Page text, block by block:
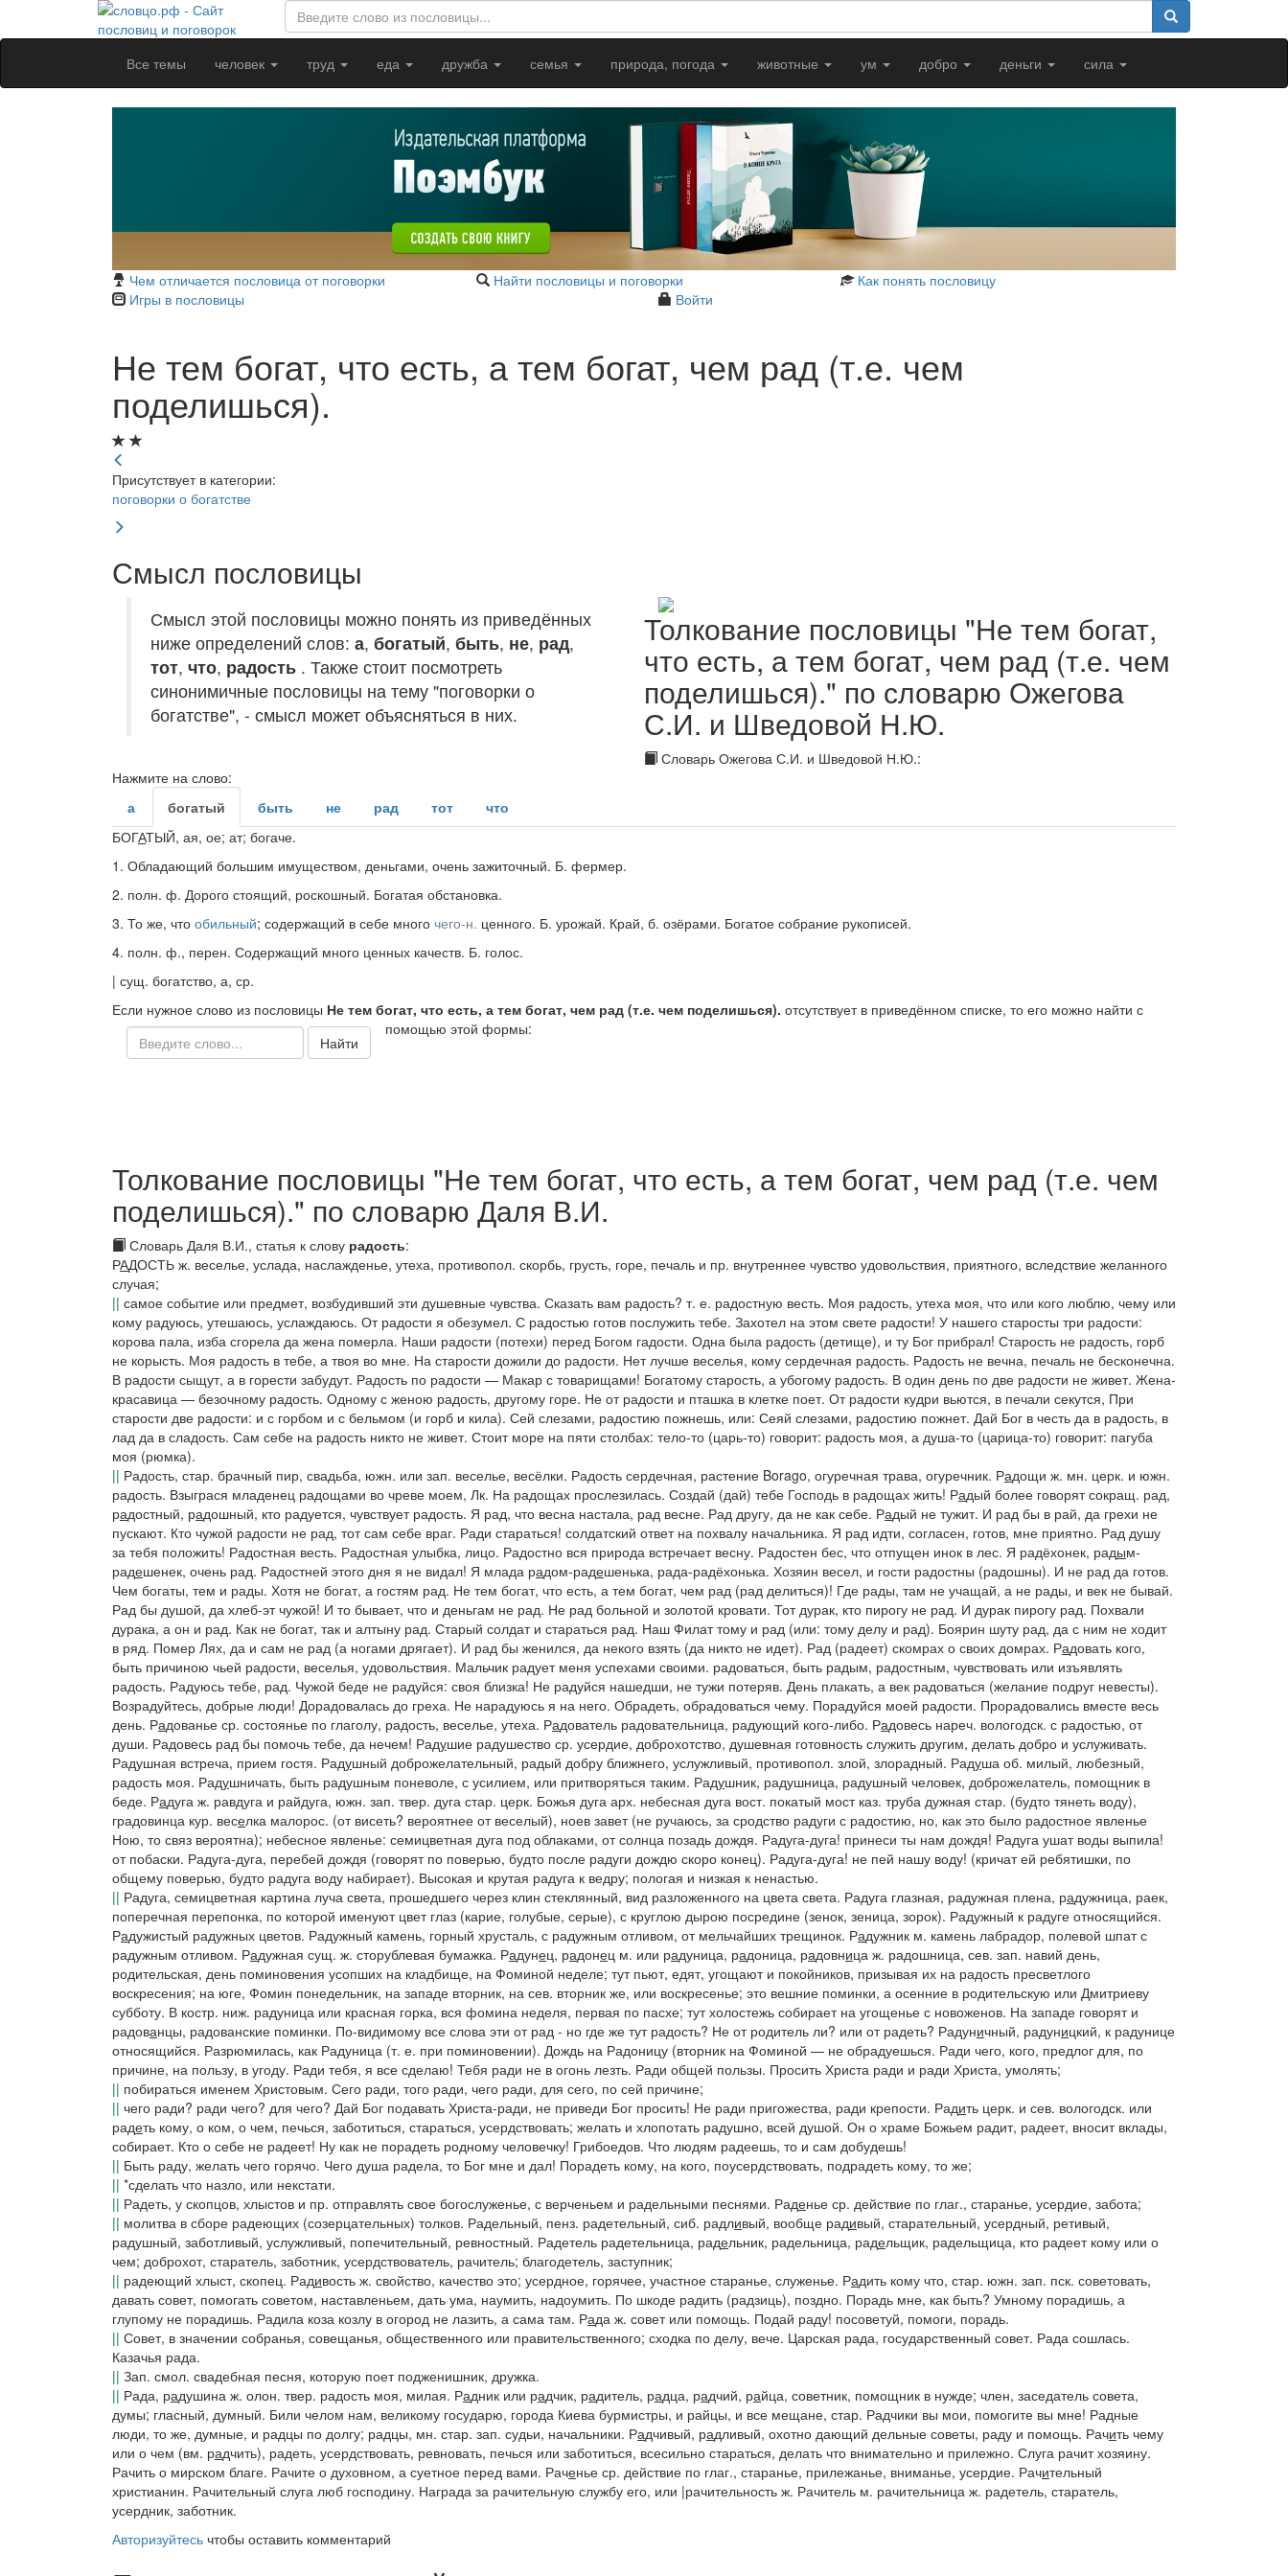
Все темы человек труд еда дружба семья природа, погода животные ум добро деньги сила
Чем отличается пословица от поговорки Найти пословицы и поговорки
Как понять пословицу
Игры в пословицы
Войти
Не тем богат, что есть, а тем богат, чем рад (т.е. чем
поделишься).
Присутствует в категории:
поговорки о богатстве
Смысл пословицы
Смысл этой пословицы можно понять из приведённых
ниже определений слов: а, богатый, быть, не, рад,
тот, что, радость . Также стоит посмотреть
синонимичные пословицы на тему "поговорки о
богатстве", - смысл может объясняться в них.
Толкование пословицы "Не тем богат,
что есть, а тем богат, чем рад (т.е. чем
поделишься)." по словарю Ожегова
С.И. и Шведовой Н.Ю.
Словарь Ожегова С.И. и Шведовой Н.Ю.:
Нажмите на слово:
а
богатый быть не рад тот
что
БОГАТЫЙ, ая, ое; ат; богаче.
1. Обладающий большим имуществом, деньгами, очень зажиточный. Б. фермер.
2. полн. ф. Дорого стоящий, роскошный. Богатая обстановка.
3. То же, что обильный; содержащий в себе много чего-н. ценного. Б. урожай. Край, б. озёрами. Богатое собрание рукописей.
4. полн. ф., перен. Содержащий много ценных качеств. Б. голос.
| сущ. богатство, а, ср.
Если нужное слово из пословицы Не тем богат, что есть, а тем богат, чем рад (т.е. чем поделишься). отсутствует в приведённом списке, то его можно найти с
помощью этой формы:
Найти
Толкование пословицы "Не тем богат, что есть, а тем богат, чем рад (т.е. чем
поделишься)." по словарю Даля В.И.
Словарь Даля В.И., статья к слову радость:
РАДОСТЬ ж. веселье, услада, наслажденье, утеха, противопол. скорбь, грусть, горе, печаль и пр. внутреннее чувство удовольствия, приятного, вследствие желанного
случая;
|| самое событие или предмет, возбудивший эти душевные чувства. Сказать вам радость? т. е. радостную весть. Моя радость, утеха моя, что или кого люблю, чему или
кому радуюсь, утешаюсь, услаждаюсь. От радости я обезумел. С радостью готов послужить тебе. Захотел на этом свете радости! У нашего старосты три радости:
корова пала, изба сгорела да жена померла. Наши радости (потехи) перед Богом гадости. Одна была радость (детище), и ту Бог прибрал! Старость не радость, горб
не корысть. Моя радость в тебе, а твоя во мне. На старости дожили до радости. Нет лучше веселья, кому сердечная радость. Радость не вечна, печаль не бесконечна.
В радости сыщут, а в горести забудут. Радость по радости — Макар с товарищами! Богатому старость, а убогому радость. В один день по две радости не живет. Жена-
красавица — безочному радость. Одному с женою радость, другому горе. Не от радости и пташка в клетке поет. От радости кудри вьются, в печали секутся, При
старости две радости: и с горбом и с бельмом (и горб и кила). Сей слезами, радостию пожнешь, или: Сеяй слезами, радостию пожнет. Дай Бог в честь да в радость, в
лад да в сладость. Сам себе на радость никто не живет. Стоит море на пяти столбах: тело-то (царь-то) говорит: радость моя, а душа-то (царица-то) говорит: пагуба
моя (рюмка).
|| Радость, стар. брачный пир, свадьба, южн. или зап. веселье, весёлки. Радость сердечная, растение Borago, огуречная трава, огуречник. Радощи ж. мн. церк. и южн.
радость. Взыграся младенец радощами во чреве моем, Лк. На радощах прослезилась. Создай (дай) тебе Господь в радощах жить! Радый более говорят сокращ. рад,
радостный, радошный, кто радуется, чувствует радость. Я рад, что весна настала, рад весне. Рад другу, да не как себе. Радый не тужит. И рад бы в рай, да грехи не
пускают. Кто чужой радости не рад, тот сам себе враг. Ради стараться! солдатский ответ на похвалу начальника. Я рад идти, согласен, готов, мне приятно. Рад душу
за тебя положить! Радостная весть. Радостная улыбка, лицо. Радостно вся природа встречает весну. Радостен бес, что отпущен инок в лес. Я радёхонек, радым-
радешенек, очень рад. Радостней этого дня я не видал! Я млада радом-радешенька, рада-радёхонька. Хозяин весел, и гости радостны (радошны). И не рад да готов.
Чем богаты, тем и рады. Хотя не богат, а гостям рад. Не тем богат, что есть, а тем богат, чем рад (рад делиться)! Где рады, там не учащай, а не рады, и век не бывай.
Рад бы душой, да хлеб-эт чужой! И то бывает, что и деньгам не рад. Не рад больной и золотой кровати. Тот дурак, кто пирогу не рад. И дурак пирогу рад. Похвали
дурака, а он и рад. Как не богат, так и алтыну рад. Старый солдат и стараться рад. Наш Филат тому и рад (или: тому делу и рад). Боярин шуту рад, да с ним не ходит
в ряд. Помер Лях, да и сам не рад (а ногами дрягает). И рад бы женился, да некого взять (да никто не идет). Рад (радеет) скомрах о своих домрах. Радовать кого,
быть причиною чьей радости, веселья, удовольствия. Мальчик радует меня успехами своими. радоваться, быть радым, радостным, чувствовать или изъявлять
радость. Радуюсь тебе, рад. Чужой беде не радуйся: своя близка! Не радуйся нашедши, не тужи потеряв. День плакать, а век радоваться (желание подруг невесты).
Возрадуйтесь, добрые люди! Дорадовалась до греха. Не нарадуюсь я на него. Обрадеть, обрадоваться чему. Порадуйся моей радости. Прорадовались вместе весь
день. Радованье ср. состоянье по глаголу, радость, веселье, утеха. Радователь радовательница, радующий кого-либо. Радовесь нареч. вологодск. с радостью, от
души. Радовесь рад бы помочь тебе, да нечем! Радушие радушество ср. усердие, доброхотство, душевная готовность служить другим, делать добро и услуживать.
Радушная встреча, прием гостя. Радушный доброжелательный, радый добру ближнего, услужливый, противопол. злой, злорадный. Радуша об. милый, любезный,
радость моя. Радушничать, быть радушным поневоле, с усилием, или притворяться таким. Радушник, радушница, радушный человек, доброжелатель, помощник в
беде. Радуга ж. равдуга и райдуга, южн. зап. твер. дуга стар. церк. Божья дуга арх. небесная дуга вост. покатый мост каз. труба дужная стар. (будто тянеть воду),
градовинца кур. веселка малорос. (от висеть? вероятнее от веселый), ноев завет (не ручаюсь, за сродство радуги с радостию, но, как это было радостное явленье
Ною, то связ вероятна); небесное явленье: семицветная дуга под облаками, от солнца позадь дождя. Радуга-дуга! принеси ты нам дождя! Радуга ушат воды выпила!
от побаски. Радуга-дуга, перебей дождя (говорят по поверью, будто после радуги дождю скоро конец). Радуга-дуга! не пей нашу воду! (кричат ей ребятишки, по
общему поверью, будто радуга воду набирает). Высокая и крутая радуга к ведру; пологая и низкая к ненастью.
|| Радуга, семицветная картина луча света, прошедшего через клин стеклянный, вид разложенного на цвета света. Радуга глазная, радужная плена, радужница, раек,
поперечная перепонка, по которой именуют цвет глаз (карие, голубые, серые), с круглою дырою посредине (зенок, зеница, зорок). Радужный к радуге относящийся.
Радужистый радужных цветов. Радужный камень, горный хрусталь, с радужным отливом, от мельчайших трещинок. Радужник м. камень лабрадор, полевой шпат с
радужным отливом. Радужная сущ. ж. сторублевая бумажка. Радунец, радонец м. или радуница, радоница, радовница ж. радошница, сев. зап. навий день,
родительская, день поминовения усопших на кладбище, на Фоминой неделе; тут пьют, едят, угощают и покойников, призывая их на радость пресветлого
воскресения; на юге, Фомин понедельник, на западе вторник, на сев. вторник же, или воскресенье; это вешние поминки, а осенние в родительскую или Дмитриеву
субботу. В костр. ниж. радуница или красная горка, вся фомина неделя, первая по пасхе; тут холостежь собирает на угощенье с новоженов. На западе говорят и
радованцы, радованские поминки. По-видимому все слова эти от рад - но где же тут радость? Не от родитель ли? или от радеть? Радуничный, радуницкий, к радунице
относящийся. Разрюмилась, как Радуница (т. е. при поминовении). Дождь на Радоницу (вторник на Фоминой — не обрадуешься. Ради чего, кого, предлог для, по
причине, на пользу, в угоду. Ради тебя, я все сделаю! Тебя ради не в огонь лезть. Ради общей пользы. Просить Христа ради и ради Христа, умолять;
|| побираться именем Христовым. Сего ради, того ради, чего ради, для сего, по сей причине;
|| чего ради? ради чего? для чего? Дай Бог подавать Христа-ради, не приведи Бог просить! Не ради пригожества, ради крепости. Радить церк. и сев. вологодск. или
радеть кому, о ком, о чем, печься, заботиться, стараться, усердствовать; желать и хлопотать радушно, всей душой. Он о храме Божьем радит, радеет, вносит вклады,
собирает. Кто о себе не радеет! Ну как не порадеть родному человечку! Грибоедов. Что людям радеешь, то и сам добудешь!
|| Быть раду, желать чего горячо. Чего душа радела, то Бог мне и дал! Порадеть кому, на кого, поусердствовать, подрадеть кому, то же;
|| *сделать что назло, или некстати.
|| Радеть, у скопцов, хлыстов и пр. отправлять свое богослуженье, с верченьем и радельными песнями. Раденье ср. действие по глаг., старанье, усердие, забота;
|| молитва в сборе радеющих (созерцательных) толков. Радельный, пенз. радетельный, сиб. радливый, вообще радивый, старательный, усердный, ретивый,
радушный, заботливый, услужливый, попечительный, ревностный. Радетель радетельница, радельник, радельница, радельщик, радельщица, кто радеет кому или о
чем; доброхот, старатель, заботник, усердствователь, рачитель; благодетель, заступник;
|| радеющий хлыст, скопец. Радивость ж. свойство, качество это; усердное, горячее, участное старанье, служенье. Радить кому что, стар. южн. зап. пск. советовать,
давать совет, помогать советом, наставленьем, дать ума, наумить, надоумить. По шкоде радить (радзиць), поздно. Порадь мне, как быть? Умному порадишь, а
глупому не порадишь. Радила коза козлу в огород не лазить, а сама там. Рада ж. совет или помощь. Подай раду! посоветуй, помоги, порадь.
|| Совет, в значении собранья, совещанья, общественного или правительственного; сходка по делу, вече. Царская рада, государственный совет. Рада сошлась.
Казачья рада.
|| Зап. смол. свадебная песня, которую поет подженишник, дружка.
|| Рада, радушина ж. олон. твер. радость моя, милая. Радник или радчик, радитель, радца, радчий, райца, советник, помощник в нужде; член, заседатель совета,
думы; гласный, думный. Били челом нам, великому государю, города Киева бурмистры, и райцы, и все мещане, стар. Радчики вы мои, помогите вы мне! Радные
люди, то же, думные, и радцы по долгу; радцы, мн. стар. зап. судьи, начальники. Радчивый, радливый, охотно дающий дельные советы, раду и помощь. Рачить чему
или о чем (вм. радчить), радеть, усердствовать, ревновать, печься или заботиться, всесильно стараться, делать что внимательно и прилежно. Слуга рачит хозяину.
Рачить о мирском благе. Рачите о духовном, а суетное перед вами. Раченье ср. действие по глаг., старанье, прилежанье, вниманье, усердие. Рачительный
христианин. Рачительный слуга люб господину. Награда за рачительную службу его, или |рачительность ж. Рачитель м. рачительница ж. радетель, старатель,
усердник, заботник.
Авторизуйтесь чтобы оставить комментарий